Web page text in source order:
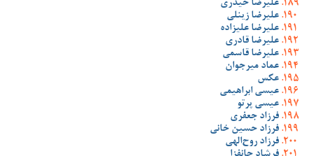
علیرضا حیدری
علیرضا زینلی
علیرضا علیزاده
علیرضا قادری
علیرضا قاسمی
عماد میرجوان
عکس
عیسی ابراهیمی
عیسی پرتو
فرزاد جعفری
فرزاد حسین خانی
فرزاد روح‌الهی